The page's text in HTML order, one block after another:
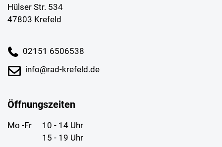
Hülser Str. 534
47803 Krefeld
02151 6506538
info@rad-krefeld.de
Öffnungszeiten
Mo -Fr
10 - 14 Uhr
15 - 19 Uhr